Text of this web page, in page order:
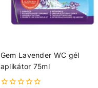
Gem Lavender WC gél
aplikátor 75ml